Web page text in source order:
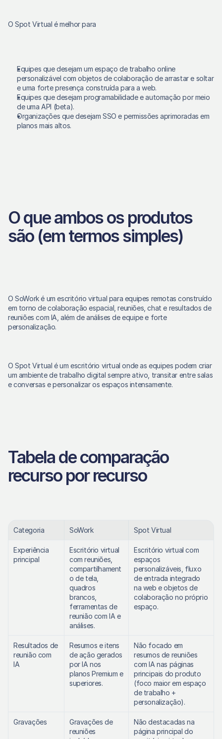
O Spot Virtual é melhor para
Equipes que desejam um espaço de trabalho online
personalizável com objetos de colaboração de arrastar e soltar
e uma forte presença construída para a web.
Equipes que desejam programabilidade e automação por meio
de uma API (beta).
Organizações que desejam SSO e permissões aprimoradas em
planos mais altos.
O que ambos os produtos
são (em termos simples)
O SoWork é um escritório virtual para equipes remotas construído
em torno de colaboração espacial, reuniões, chat e resultados de
reuniões com IA, além de análises de equipe e forte
personalização.
O Spot Virtual é um escritório virtual onde as equipes podem criar
um ambiente de trabalho digital sempre ativo, transitar entre salas
e conversas e personalizar os espaços intensamente.
Tabela de comparação
recurso por recurso
Categoria SoWork Spot Virtual
Experiência
principal
Escritório virtual
com reuniões,
compartilhament
o de tela,
quadros
brancos,
ferramentas de
reunião com IA e
análises.
Escritório virtual com
espaços
personalizáveis, fluxo
de entrada integrado
na web e objetos de
colaboração no próprio
espaço.
Resultados de
reunião com
IA
Resumos e itens
de ação gerados
por IA nos
planos Premium e
superiores.
Não focado em
resumos de reuniões
com IA nas páginas
principais do produto
(foco maior em espaço
de trabalho +
personalização).
Gravações
Gravações de
reuniões
Não destacadas na
página principal do